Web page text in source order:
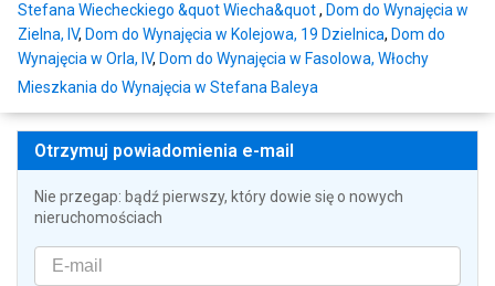
Stefana Wiecheckiego &quot Wiecha&quot, Dom do Wynajęcia w
Zielna, IV, Dom do Wynajęcia w Kolejowa, 19 Dzielnica, Dom do
Wynajęcia w Orla, IV, Dom do Wynajęcia w Fasolowa, Włochy
Mieszkania do Wynajęcia w Stefana Baleya
Otrzymuj powiadomienia e-mail
Nie przegap: bądź pierwszy, który dowie się o nowych
nieruchomościach